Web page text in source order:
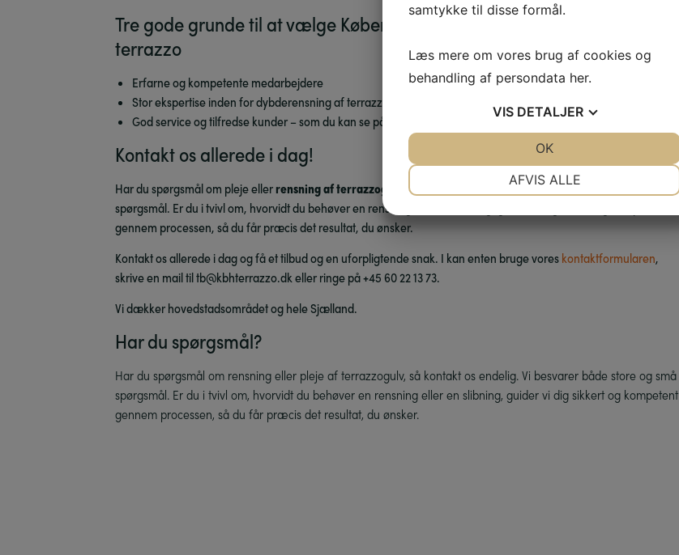
Tre gode grunde til at vælge Københavns Terrazzo ApS til rensning af
terrazzo
Erfarne og kompetente medarbejdere
Stor ekspertise inden for dybderensning af terrazzo
God service og tilfredse kunder – som du kan se på vores
Kontakt os allerede i dag!
Har du spørgsmål om pleje eller rensning af terrazzogulv
, så kontakt os endelig. Vi besvarer både store og små
spørgsmål. Er du i tvivl om, hvorvidt du behøver en rensning eller en slibning, guider vi dig sikkert og kompetent
gennem processen, så du får præcis det resultat, du ønsker.
Kontakt os allerede i dag og få et tilbud og en uforpligtende snak. I kan enten bruge vores kontaktformularen,
skrive en mail til tb@kbhterrazzo.dk eller ringe på +45 60 22 13 73.
Vi dækker hovedstadsområdet og hele Sjælland.
Har du spørgsmål?
Har du spørgsmål om rensning eller pleje af terrazzogulv, så kontakt os endelig. Vi besvarer både store og små
spørgsmål. Er du i tvivl om, hvorvidt du behøver en rensning eller en slibning, guider vi dig sikkert og kompetent
gennem processen, så du får præcis det resultat, du ønsker.
samtykke til disse formål.
Læs mere om vores brug af cookies og
behandling af persondata her.
VIS DETALJER
AFVIS ALLE
OK